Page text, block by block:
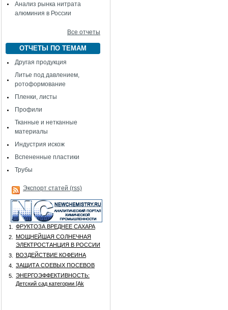
Анализ рынка нитрата
алюминия в России
Все отчеты
ОТЧЕТЫ ПО ТЕМАМ
Другая продукция
Литье под давлением,
ротоформование
Пленки, листы
Профили
Тканные и нетканные
материалы
Индустрия искож
Вспененные пластики
Трубы
Экспорт статей (rss)
1.
ФРУКТОЗА ВРЕДНЕЕ САХАРА
2.
МОЩНЕЙШАЯ СОЛНЕЧНАЯ
ЭЛЕКТРОСТАНЦИЯ В РОССИИ
3.
ВОЗДЕЙСТВИЕ КОФЕИНА
4.
ЗАЩИТА СОЕВЫХ ПОСЕВОВ
5.
ЭНЕРГОЭФФЕКТИВНОСТЬ:
Детский сад категории [Аk